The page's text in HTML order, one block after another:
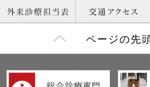
ページの先